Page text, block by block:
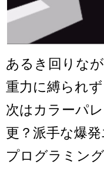
あるき回りな
重力に縛られ
次はカラーパ
更？派手な爆
プログラミン